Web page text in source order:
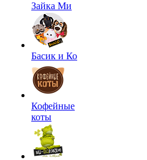
Зайка Ми
Басик и Ко
Кофейные
коты